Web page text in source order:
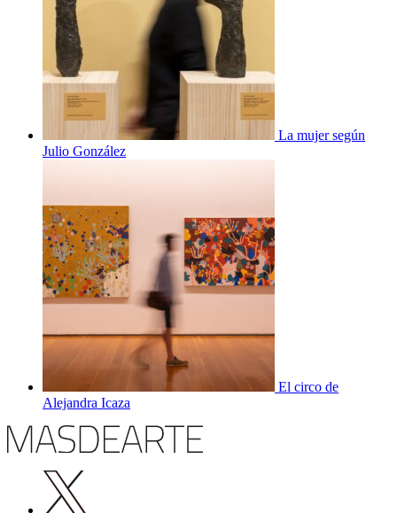
La mujer según
Julio González
El circo de
Alejandra Icaza